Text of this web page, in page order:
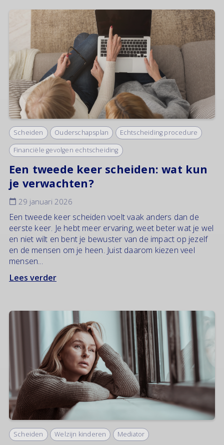
Scheiden Ouderschapsplan Echtscheiding procedure
Financiële gevolgen echtscheiding
Een tweede keer scheiden: wat kun
je verwachten?
29 januari 2026
Een tweede keer scheiden voelt vaak anders dan de
eerste keer. Je hebt meer ervaring, weet beter wat je wel
en niet wilt en bent je bewuster van de impact op jezelf
en de mensen om je heen. Juist daarom kiezen veel
mensen...
Lees verder
Scheiden Welzijn kinderen Mediator